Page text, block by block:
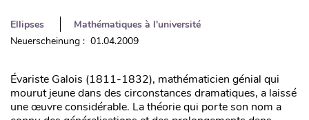
Ellipses
Mathématiques à l'université
Neuerscheinung : 01.04.2009
Évariste Galois (1811-1832), mathématicien génial qui
mourut jeune dans des circonstances dramatiques, a laissé
une œuvre considérable. La théorie qui porte son nom a